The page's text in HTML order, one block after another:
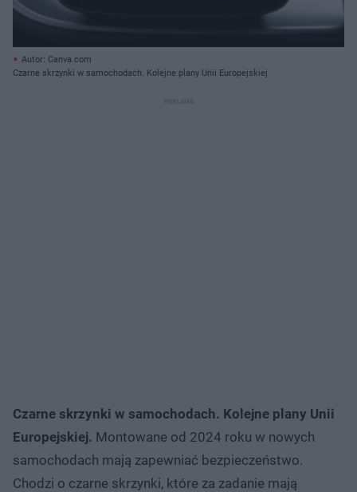
Autor: Canva.com
Czarne skrzynki w samochodach. Kolejne plany Unii Europejskiej
Czarne skrzynki w samochodach. Kolejne plany Unii
Europejskiej. Montowane od 2024 roku w nowych
samochodach mają zapewniać bezpieczeństwo.
Chodzi o czarne skrzynki, które za zadanie mają